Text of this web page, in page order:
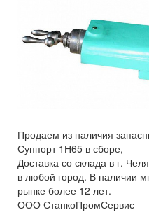
Продаем из наличия
Суппорт 1Н65 в сборе,
Доставка со склада в г.
в любой город. В наличии
рынке более 12 лет.
ООО СтанкоПромСервис